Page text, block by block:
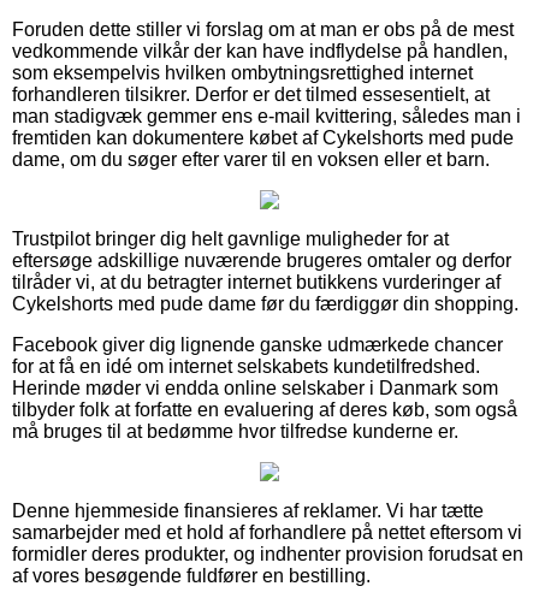
Foruden dette stiller vi forslag om at man er obs på de mest
vedkommende vilkår der kan have indflydelse på handlen,
som eksempelvis hvilken ombytningsrettighed internet
forhandleren tilsikrer. Derfor er det tilmed essesentielt, at
man stadigvæk gemmer ens e-mail kvittering, således man i
fremtiden kan dokumentere købet af Cykelshorts med pude
dame, om du søger efter varer til en voksen eller et barn.
Trustpilot bringer dig helt gavnlige muligheder for at
eftersøge adskillige nuværende brugeres omtaler og derfor
tilråder vi, at du betragter internet butikkens vurderinger af
Cykelshorts med pude dame før du færdiggør din shopping.
Facebook giver dig lignende ganske udmærkede chancer
for at få en idé om internet selskabets kundetilfredshed.
Herinde møder vi endda online selskaber i Danmark som
tilbyder folk at forfatte en evaluering af deres køb, som også
må bruges til at bedømme hvor tilfredse kunderne er.
Denne hjemmeside finansieres af reklamer. Vi har tætte
samarbejder med et hold af forhandlere på nettet eftersom vi
formidler deres produkter, og indhenter provision forudsat en
af vores besøgende fuldfører en bestilling.